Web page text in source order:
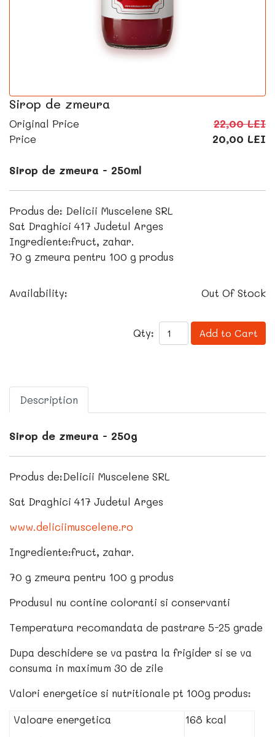
Sirop de zmeura
Original Price
22,00 LEI
Price
20,00 LEI
Sirop de zmeura - 250ml
Produs de: Delicii Muscelene SRL
Sat Draghici 417 Judetul Arges
Ingrediente:fruct, zahar.
70 g zmeura pentru 100 g produs
Availability: Out Of Stock
Qty: Add to Cart
Description
Sirop de zmeura - 250g
Produs de:Delicii Muscelene SRL
Sat Draghici 417 Judetul Arges
www.deliciimuscelene.ro
Ingrediente:fruct, zahar.
70 g zmeura pentru 100 g produs
Produsul nu contine coloranti si conservanti
Temperatura recomandata de pastrare 5-25 grade
Dupa deschidere se va pastra la frigider si se va
consuma in maximum 30 de zile
Valori energetice si nutritionale pt 100g produs:
Valoare energetica
168 kcal